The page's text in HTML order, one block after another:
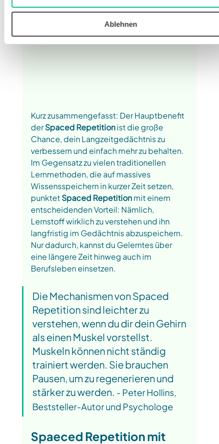
Ablehnen
https://www.youtube.com/watch?
Kurz zusammengefasst: Der Hauptbenefit
der Spaced Repetition ist die große
Chance, dein Langzeitgedächtnis zu
verbessern und einfach mehr zu behalten.
Im Gegensatz zu vielen traditionellen
Lernmethoden, die auf massives
Wissensspeichern in kurzer Zeit setzen,
punktet Spaced Repetition mit einem
entscheidenden Vorteil: Nämlich,
Lernstoff wirklich zu verstehen und ihn
langfristig im Gedächtnis abzuspeichern.
Nur dadurch, kannst du Gelerntes über
eine längere Zeit hinweg auch im
Berufsleben einsetzen.
Die Mechanismen von Spaced
Repetition sind leichter zu
verstehen, wenn du dir dein Gehirn
als einen Muskel vorstellst.
Muskeln können nicht ständig
trainiert werden. Sie brauchen
Pausen, um zu regenerieren und
stärker zu werden. - Peter Hollins,
Beststeller-Autor und Psychologe
Spaeced Repetition mit